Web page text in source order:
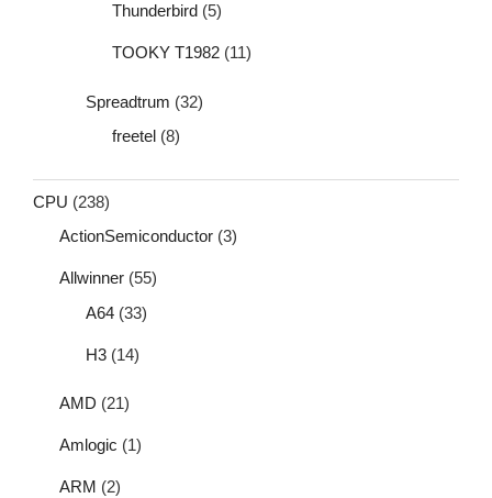
Thunderbird (5)
TOOKY T1982 (11)
Spreadtrum (32)
freetel (8)
CPU (238)
ActionSemiconductor (3)
Allwinner (55)
A64 (33)
H3 (14)
AMD (21)
Amlogic (1)
ARM (2)